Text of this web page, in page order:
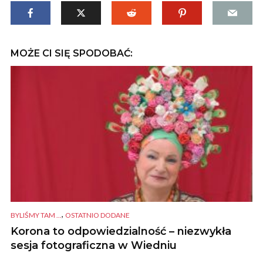
MOŻE CI SIĘ SPODOBAĆ:
BYLIŚMY TAM ... , OSTATNIO DODANE
Korona to odpowiedzialność – niezwykła
sesja fotograficzna w Wiedniu